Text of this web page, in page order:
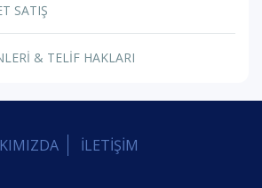
SATIŞ
& TELİF HAKLARI
İLETİŞİM